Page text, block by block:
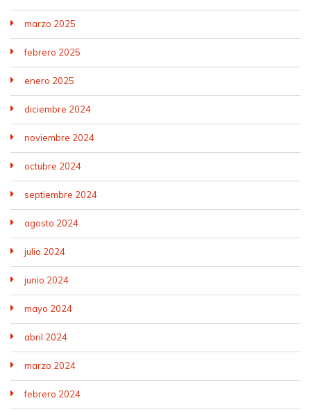
marzo 2025
febrero 2025
enero 2025
diciembre 2024
noviembre 2024
octubre 2024
septiembre 2024
agosto 2024
julio 2024
junio 2024
mayo 2024
abril 2024
marzo 2024
febrero 2024